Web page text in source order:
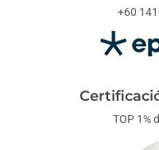
+60
TOP 1%